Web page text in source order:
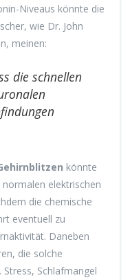
Niveaus könnte die
wie Dr. John
meinen:
die schnellen
könnte
elektrischen
die chemische
eventuell zu
Daneben
die solche
Schlafmangel